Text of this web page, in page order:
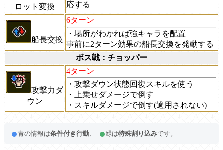
ロット変換
応する
船長交換
6ターン
・場所がわかれば強キャラを配置
事前に2ターン効果の船長交換を発動する
ボス戦：チョッパー
攻撃力ダ
ウン
4ターン
・攻撃ダウン状態回復スキルを使う
・上乗せダメージで倒す
・スキルダメージで倒す(適用されない)
青の情報は条件付き行動 緑は特殊割り込みです。